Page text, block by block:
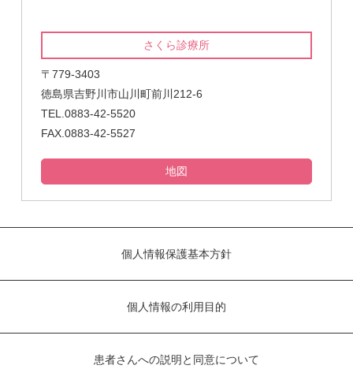
さくら診療所
〒779-3403
徳島県吉野川市山川町前川212-6
TEL.0883-42-5520
FAX.0883-42-5527
地図
個人情報保護基本方針
個人情報の利用目的
患者さんへの説明と同意について